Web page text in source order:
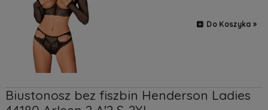
Do Koszyka »
Biustonosz bez fiszbin Henderson Ladies